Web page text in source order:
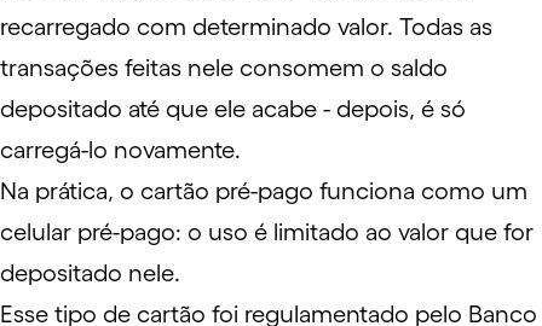
recarregado com determinado valor. Todas as
transações feitas nele consomem o saldo
depositado até que ele acabe - depois, é só
carregá-lo novamente.
Na prática, o cartão pré-pago funciona como um
celular pré-pago: o uso é limitado ao valor que for
depositado nele.
Esse tipo de cartão foi regulamentado pelo Banco